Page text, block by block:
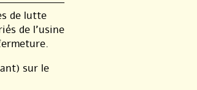
de lutte
de l’usine
sur le